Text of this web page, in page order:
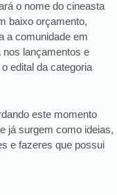
o nome do cineasta
baixo orçamento,
a comunidade em
lançamentos e
edital da categoria
este momento
já surgem como ideias,
e fazeres que possui